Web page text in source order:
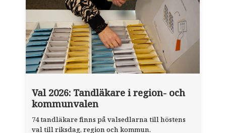
Val 2026: Tandläkare i region- och
kommunvalen
74 tandläkare finns på valsedlarna till höstens
val till riksdag, region och kommun.